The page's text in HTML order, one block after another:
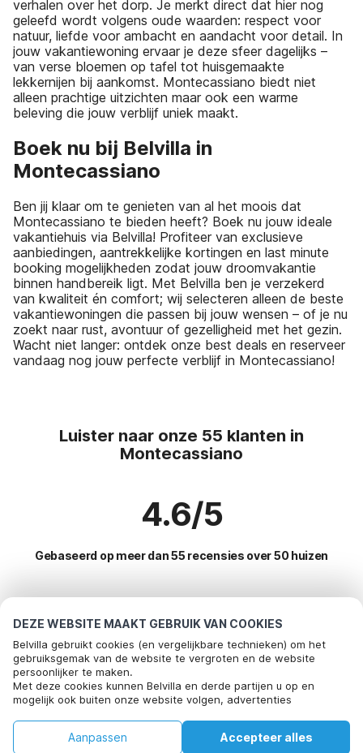
DEZE WEBSITE MAAKT GEBRUIK VAN COOKIES
Belvilla gebruikt cookies (en vergelijkbare technieken) om het
gebruiksgemak van de website te vergroten en de website
persoonlijker te maken.
Met deze cookies kunnen Belvilla en derde partijen u op en
mogelijk ook buiten onze website volgen, advertenties
social media.
Door op "accepteren" te klikken gaat u hiermee akkoord. Meer
Accepteer alles
Aanpassen
verhalen over het dorp. Je merkt direct dat hier nog
geleefd wordt volgens oude waarden: respect voor
natuur, liefde voor ambacht en aandacht voor detail. In
jouw vakantiewoning ervaar je deze sfeer dagelijks –
van verse bloemen op tafel tot huisgemaakte
lekkernijen bij aankomst. Montecassiano biedt niet
alleen prachtige uitzichten maar ook een warme
beleving die jouw verblijf uniek maakt.
Boek nu bij Belvilla in
Montecassiano
Ben jij klaar om te genieten van al het moois dat
Montecassiano te bieden heeft? Boek nu jouw ideale
vakantiehuis via Belvilla! Profiteer van exclusieve
aanbiedingen, aantrekkelijke kortingen en last minute
booking mogelijkheden zodat jouw droomvakantie
binnen handbereik ligt. Met Belvilla ben je verzekerd
van kwaliteit én comfort; wij selecteren alleen de beste
vakantiewoningen die passen bij jouw wensen – of je nu
zoekt naar rust, avontuur of gezelligheid met het gezin.
Wacht niet langer: ontdek onze best deals en reserveer
vandaag nog jouw perfecte verblijf in Montecassiano!
Luister naar onze 55 klanten in
Montecassiano
4.6/5
Gebaseerd op meer dan 55 recensies over 50 huizen
Meest populaire bestemmingen voor
vakantie
Top steden met top voorzieningen voor vakantie
Kindvriendelijke vakantiehuizen san-savino-ascoli-piceno
Kindvriendelijke vakantiehuizen san-savino
Kindvriendelijke vakantiehuizen apecchio
Populaire voorzieningen voor vakantie in Montecassiano
Kindvriendelijke vakantiehuizen
Populaire steden voor vakantie in Le-marche